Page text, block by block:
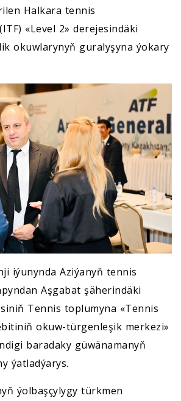
Halkara tennis
«Level 2» derejesindäki
okuwlarynyň guralyşyna ýokary
iýunynda Aziýanyň tennis
Aşgabat şäherindäki
Tennis toplumyna «Tennis
okuw-türgenleşik merkezi»
baradaky güwänamanyň
ýatladýarys.
ýolbaşçylygy türkmen